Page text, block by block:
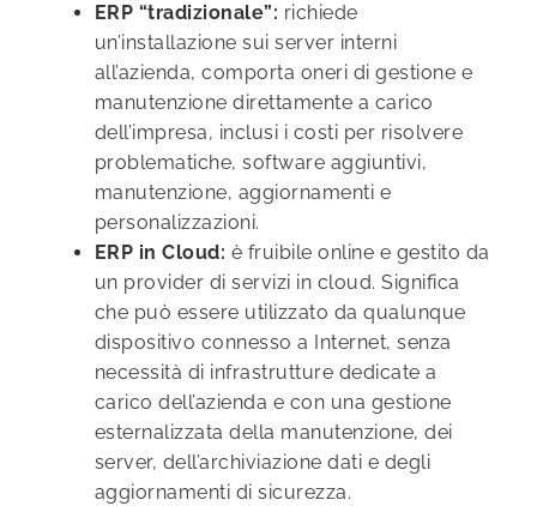
ERP “tradizionale”: richiede
un’installazione sui server interni
all’azienda, comporta oneri di gestione e
manutenzione direttamente a carico
dell’impresa, inclusi i costi per risolvere
problematiche, software aggiuntivi,
manutenzione, aggiornamenti e
personalizzazioni.
ERP in Cloud: è fruibile online e gestito da
un provider di servizi in cloud. Significa
che può essere utilizzato da qualunque
dispositivo connesso a Internet, senza
necessità di infrastrutture dedicate a
carico dell’azienda e con una gestione
esternalizzata della manutenzione, dei
server, dell’archiviazione dati e degli
aggiornamenti di sicurezza.